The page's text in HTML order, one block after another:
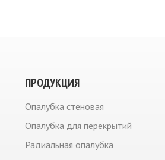
ПРОДУКЦИЯ
Опалубка стеновая
Опалубка для перекрытий
Радиальная опалубка